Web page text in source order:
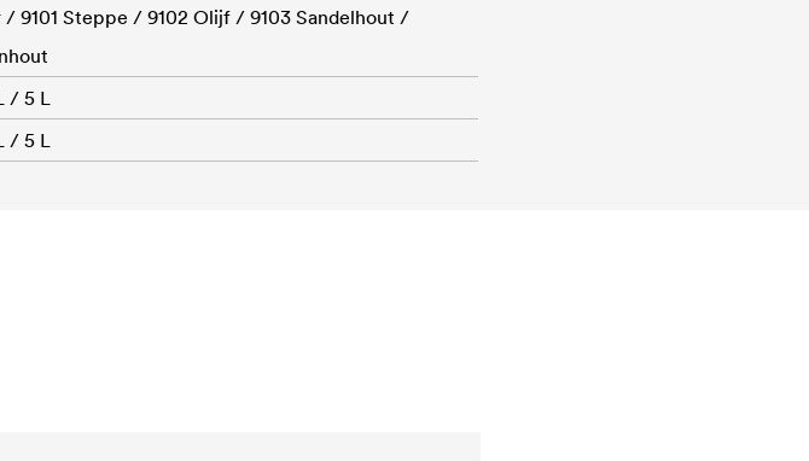
/ 9101 Steppe / 9102 Olijf / 9103 Sandelhout /
/ 5 L
/ 5 L